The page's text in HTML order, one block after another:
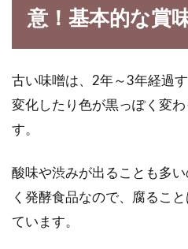
意！基本的な賞
古い味噌は、2年～3年経過
変化したり色が黒っぽく変
す。
酸味や渋みが出ることも多
く発酵食品なので、腐るこ
ています。